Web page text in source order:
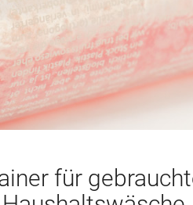
für